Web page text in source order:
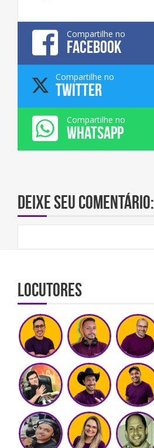
Compartilhe no
FACEBOOK
Compartilhe no
TWITTER
Compartilhe no
WHATSAPP
Deixe seu comentário:
Locutores